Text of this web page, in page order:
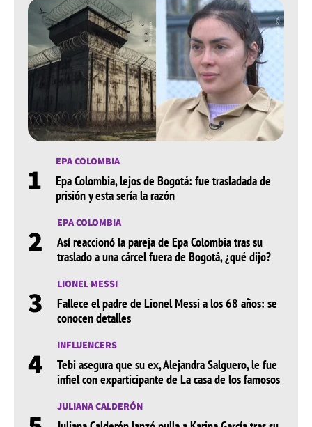
1 EPA COLOMBIA
Epa Colombia, lejos de Bogotá: fue trasladada de
prisión y esta sería la razón
2 EPA COLOMBIA
Así reaccionó la pareja de Epa Colombia tras su
traslado a una cárcel fuera de Bogotá, ¿qué dijo?
3 LIONEL MESSI
Fallece el padre de Lionel Messi a los 68 años: se
conocen detalles
4 INFLUENCERS
Tebi asegura que su ex, Alejandra Salguero, le fue
infiel con exparticipante de La casa de los famosos
JULIANA CALDERÓN